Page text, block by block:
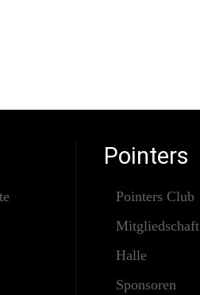
Pointers
Pointers Club
Mitgliedschaft
Halle
Sponsoren